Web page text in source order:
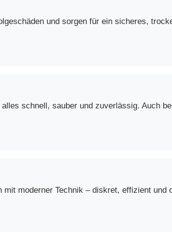
und sorgen für ein sicheres,
schnell, sauber und zuverlässig. Auch
moderner Technik – diskret, effizient und